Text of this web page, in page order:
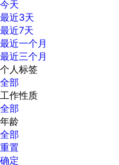
今天
最近3天
最近7天
最近一个月
最近三个月
个人标签
全部
工作性质
全部
年龄
全部
重置
确定